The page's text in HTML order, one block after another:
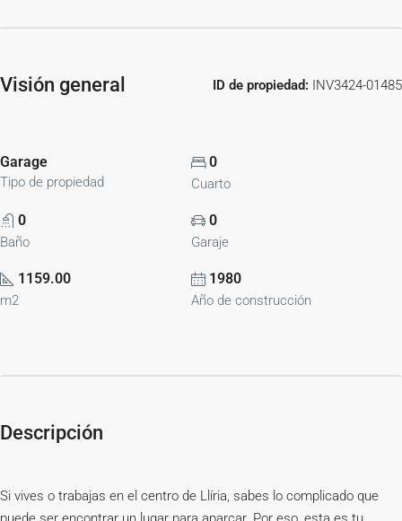
Visión general ID de propiedad: INV3424-01485
Garage
Tipo de propiedad
0
Cuarto
0
Baño
0
Garaje
1159.00
m2
1980
Año de construcción
Descripción
Si vives o trabajas en el centro de Llíria, sabes lo complicado que